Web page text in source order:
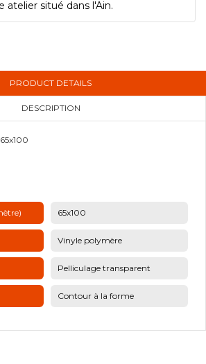
atelier situé dans l'Ain.
PRODUCT DETAILS
DESCRIPTION
65x100
Vinyle polymère
Pelliculage transparent
Contour à la forme